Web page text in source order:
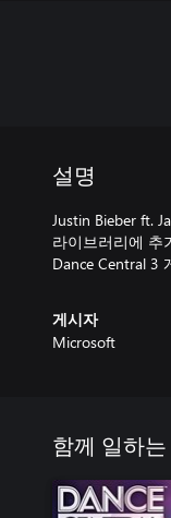
설명
Justin Bieber ft.
라이브러리에 추
Dance Central 3
게시자
Microsoft
함께 일하